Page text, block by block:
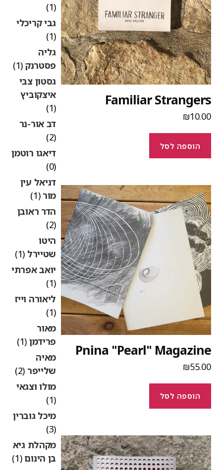
Familiar
₪
הוספה לסל
Pnina "Pearl"
₪
הוספה לסל
(1)
גבי קריכלי
(1)
גליה
פסטרנק(1)
גסטון צבי
איצקוביץ
דב אור-נר
דיאגו רוטמן
דניאל עין
מור(1)
הדר ראובן
(2)
היטו
שטיירל(1)
יואב אפרתי
(1)
ליאורה וייז
(1)
מאור
פרידמן(1)
מאיה
שלייפר(2)
מולו וצגאי
מיכל גוברין
מקהלת גיא
בן הינום(1)